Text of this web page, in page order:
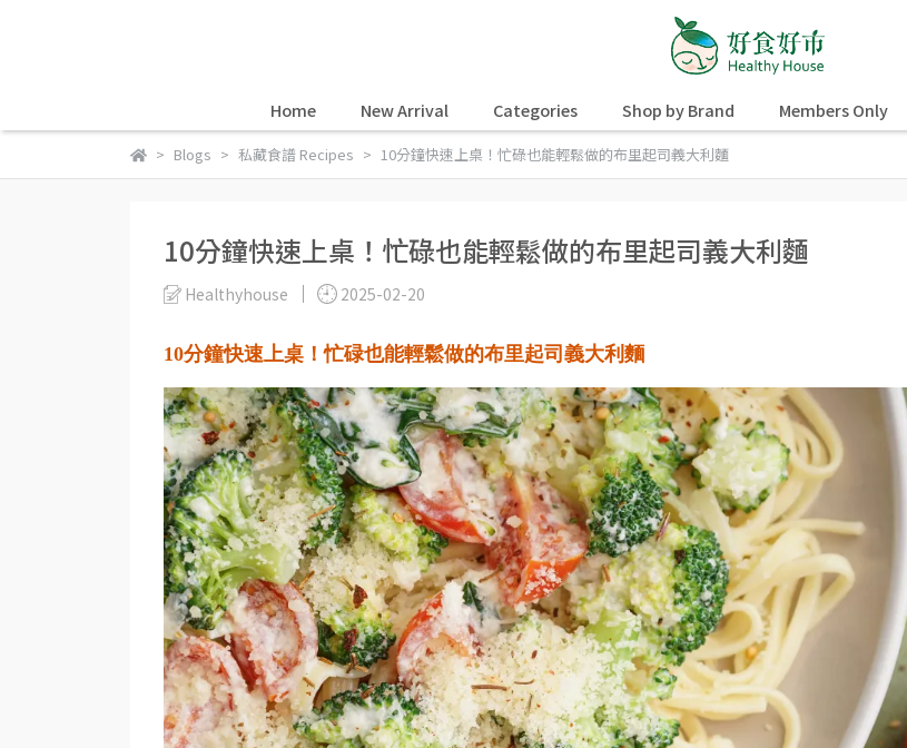
Home New Arrival Categories Shop by Brand Members Only
Blogs 私藏食譜 Recipes 10分鐘快速上桌！忙碌也能輕鬆做的布里起司義大利麵
10分鐘快速上桌！忙碌也能輕鬆做的布里起司義大利麵
Healthyhouse 2025-02-20
10分鐘快速上桌！忙碌也能輕鬆做的布里起司義大利麵